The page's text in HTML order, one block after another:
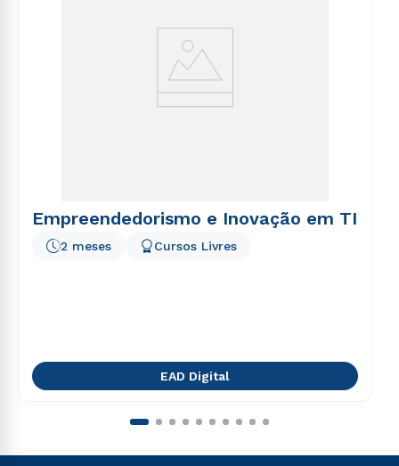
Empreendedorismo e Inovação em TI
2 meses Cursos Livres
EAD Digital